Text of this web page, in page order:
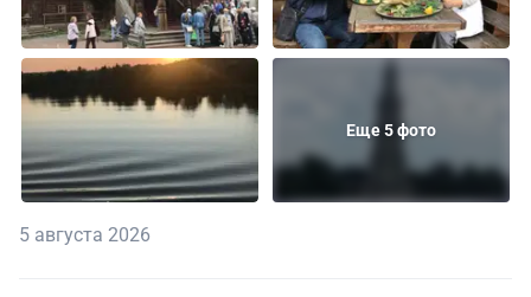
Еще 5 фото
5 августа 2026